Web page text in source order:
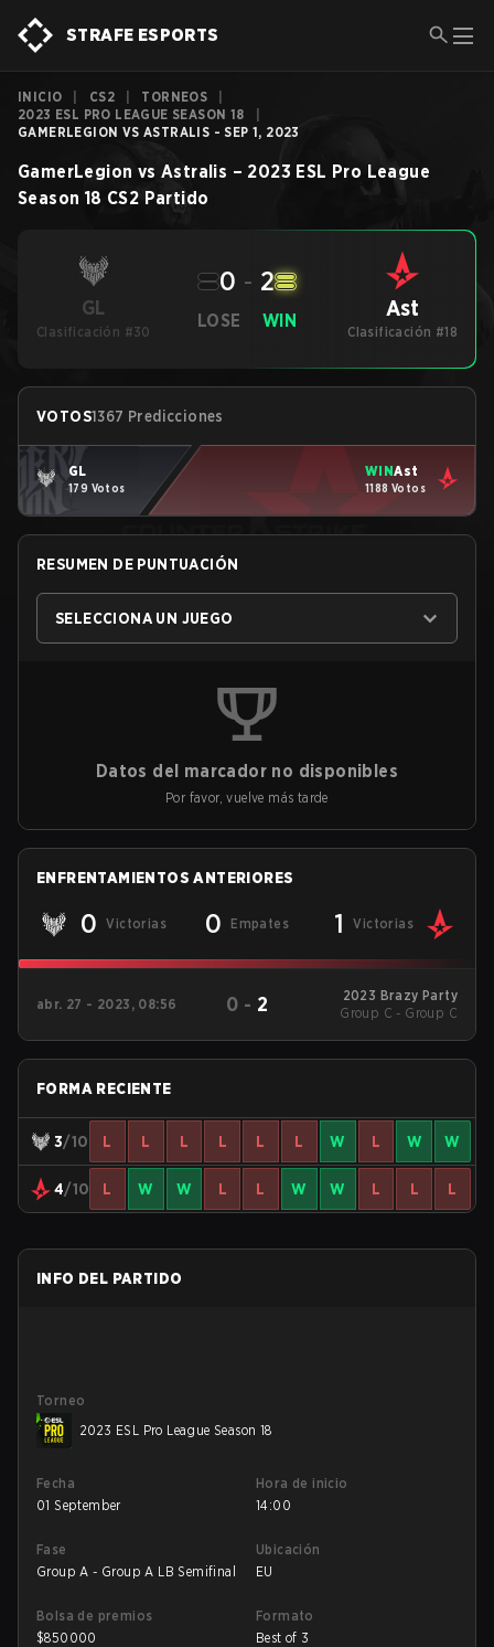
STRAFE ESPORTS
INICIO CS2 TORNEOS
2023 ESL PRO LEAGUE SEASON 18
GAMERLEGION VS ASTRALIS - SEP 1, 2023
GamerLegion vs Astralis – 2023 ESL Pro League
Season 18 CS2 Partido
GL
Clasificación #30
LOSE
0 - 2
WIN Ast
Clasificación #18
VOTOS1367 Predicciones
GL
179 Votos
WINAst
1188 Votos
RESUMEN DE PUNTUACIÓN
SELECCIONA UN JUEGO
Datos del marcador no disponibles
Por favor, vuelve más tarde
ENFRENTAMIENTOS ANTERIORES
0 Victorias 0 Empates 1 Victorias
abr. 27 - 2023, 08:56 0 - 2
2023 Brazy Party
Group C - Group C
FORMA RECIENTE
3/10 L L L L L L W L W W
4/10 L W W L L W W L L L
INFO DEL PARTIDO
Torneo
2023 ESL Pro League Season 18
Fecha
01 September
Hora de inicio
14:00
Fase
Group A - Group A LB Semifinal
Ubicación
EU
Bolsa de premios
$850000
Formato
Best of 3